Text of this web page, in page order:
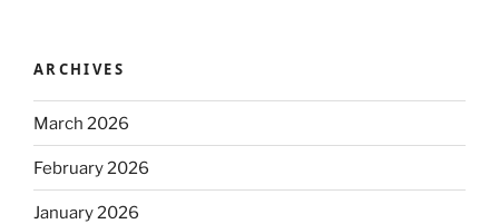
ARCHIVES
March 2026
February 2026
January 2026